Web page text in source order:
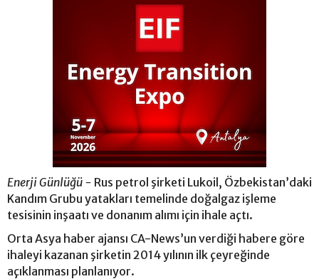
Enerji Günlüğü - Rus petrol şirketi Lukoil, Özbekistan’daki
Kandım Grubu yatakları temelinde doğalgaz işleme
tesisinin inşaatı ve donanım alımı için ihale açtı.
Orta Asya haber ajansı CA-News’un verdiği habere göre
ihaleyi kazanan şirketin 2014 yılının ilk çeyreğinde
açıklanması planlanıyor.